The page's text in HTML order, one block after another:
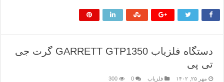
دستگاه فلزیاب GARRETT GTP1350 گرت جی
تی پی
مهر ۲۵, ۱۴۰۲ فلزیاب 0
300